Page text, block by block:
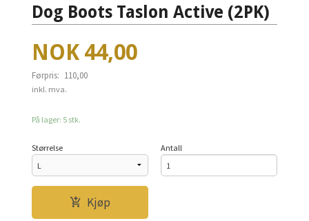
Dog Boots Taslon Active (2PK)
Tilbud
NOK 44,00
Førpris: 110,00
Rabatt
inkl. mva.
På lager: 5 stk.
Størrelse Antall
Kjøp